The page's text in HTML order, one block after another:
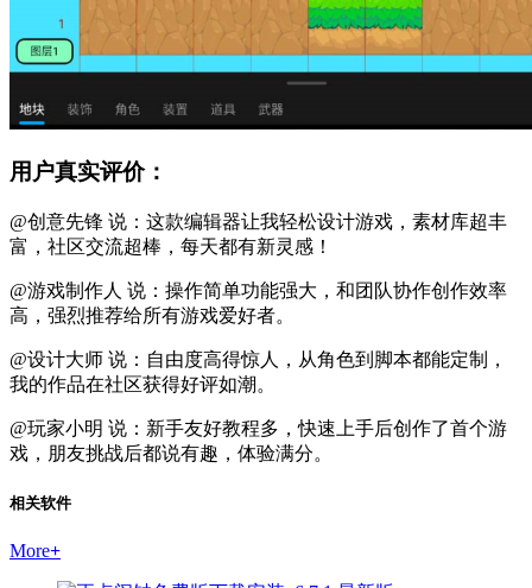
用户真实评价：
@创意先锋 说：这款编辑器让我轻松设计游戏，素材库超丰
富，社区交流超棒，每天都有新灵感！
@游戏制作人 说：操作简单功能强大，和团队协作创作效率
高，强烈推荐给所有游戏爱好者。
@设计大师 说：自由度高得惊人，从角色到脚本都能定制，
我的作品在社区获得好评如潮。
@玩家小明 说：新手友好教程多，快速上手后创作了首个游
戏，朋友挑战后都说有趣，体验满分。
相关软件
More+